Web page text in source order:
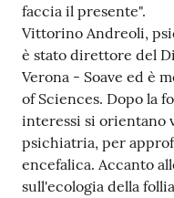
faccia il presente".
Vittorino Andreoli,
è stato direttore del
Verona - Soave ed è
of Sciences. Dopo la
interessi si orientano
psichiatria, per
encefalica. Accanto
sull'ecologia della